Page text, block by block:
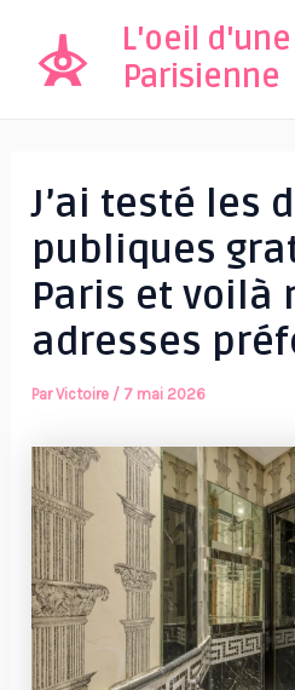
contenu
L'oeil d'une
Parisienne
J’ai testé les
publiques
Paris et voilà
adresses
ParVictoire / 7 mai 2026